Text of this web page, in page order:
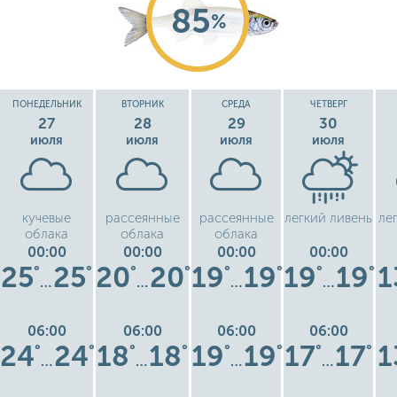
85%
ПОНЕДЕЛЬНИК
27
июля
кучевые
облака
00:00
25°
…25°
06:00
24°
…24°
ВТОРНИК
28
июля
рассеянные
облака
00:00
20°
…20°
06:00
18°
…18°
СРЕДА
29
июля
рассеянные
облака
00:00
19°
…19°
06:00
19°
…19°
ЧЕТВЕРГ
30
июля
легкий ливень
00:00
19°
…19°
06:00
17°
…17°